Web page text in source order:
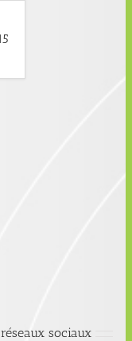
sociaux